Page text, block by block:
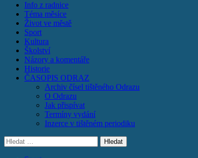
Info z radnice
Téma měsíce
Život ve městě
Sport
Kultura
Školství
Názory a komentáře
Historie
ČASOPIS ODRAZ
Archiv čísel tištěného Odrazu
O Odrazu
Jak přispívat
Termíny vydání
Inzerce v tištěném periodiku
Vyhledávání